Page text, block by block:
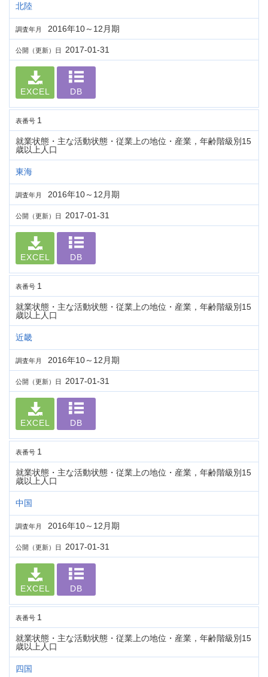
北陸
調査年月 2016年10～12月期
公開（更新）日 2017-01-31
EXCEL DB
表番号 1
就業状態・主な活動状態・従業上の地位・産業，年齢階級別15
歳以上人口
東海
調査年月 2016年10～12月期
公開（更新）日 2017-01-31
EXCEL DB
表番号 1
就業状態・主な活動状態・従業上の地位・産業，年齢階級別15
歳以上人口
近畿
調査年月 2016年10～12月期
公開（更新）日 2017-01-31
EXCEL DB
表番号 1
就業状態・主な活動状態・従業上の地位・産業，年齢階級別15
歳以上人口
中国
調査年月 2016年10～12月期
公開（更新）日 2017-01-31
EXCEL DB
表番号 1
就業状態・主な活動状態・従業上の地位・産業，年齢階級別15
歳以上人口
四国